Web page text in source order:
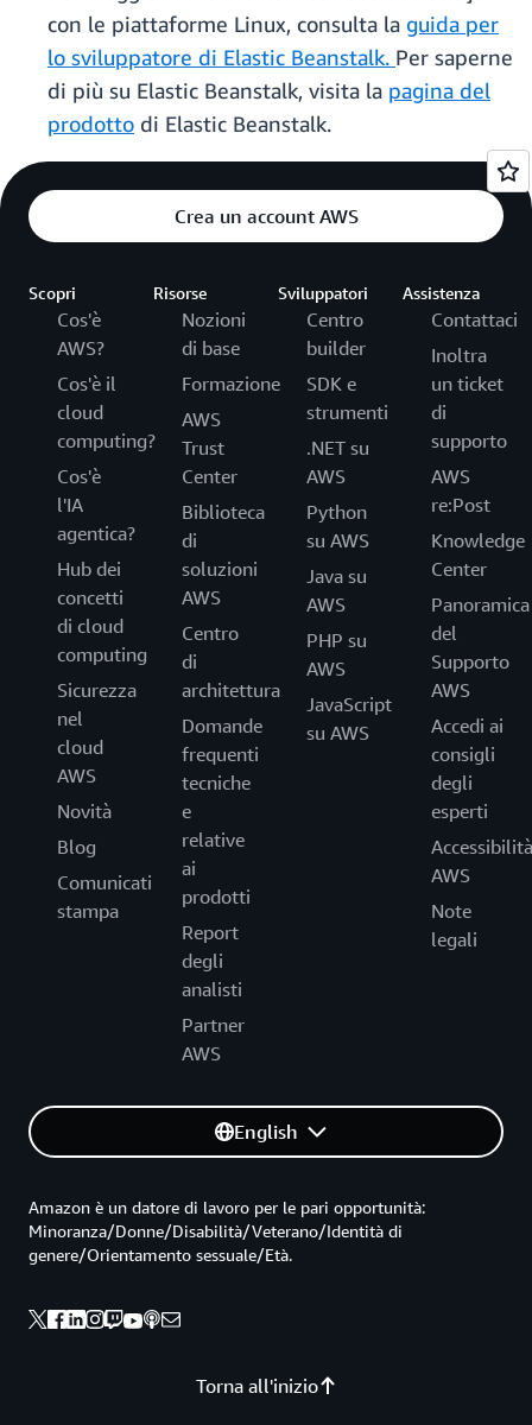
con le piattaforme Linux, consulta la guida per
lo sviluppatore di Elastic Beanstalk. Per saperne
di più su Elastic Beanstalk, visita la pagina del
prodotto di Elastic Beanstalk.
Crea un account AWS
Scopri
Cos'è
AWS?
Cos'è il
cloud
computing?
Cos'è
l'IA
agentica?
Hub dei
concetti
di cloud
computing
Sicurezza
nel
cloud
AWS
Novità
Blog
Comunicati
stampa
Risorse
Nozioni
di base
Formazione
AWS
Trust
Center
Biblioteca
di
soluzioni
AWS
Centro
di
architettura
Domande
frequenti
tecniche
e
relative
ai
prodotti
Report
degli
analisti
Partner
AWS
Sviluppatori
Centro
builder
SDK e
strumenti
.NET su
AWS
Python
su AWS
Java su
AWS
PHP su
AWS
JavaScript
su AWS
Assistenza
Contattaci
Inoltra
un ticket
di
supporto
AWS
re:Post
Knowledge
Center
Panoramica
del
Supporto
AWS
Accedi ai
consigli
degli
esperti
Accessibilità
AWS
Note
legali
English
Torna all'inizio
Amazon è un datore di lavoro per le pari opportunità:
Minoranza/Donne/Disabilità/Veterano/Identità di
genere/Orientamento sessuale/Età.